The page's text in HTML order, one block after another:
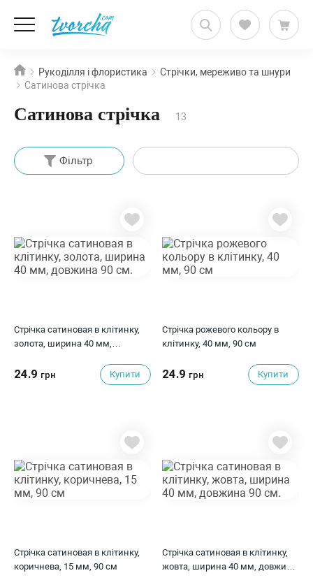
Рукоділля і флористика
Стрічки, мереживо та шнури
Сатинова стрічка
Сатинова стрічка 13
Фільтр
Стрічка сатиновая в клітинку,
золота, ширина 40 мм,
24.9 грн Купити
Стрічка рожевого кольору в
клітинку, 40 мм, 90 см
24.9 грн Купити
Стрічка сатиновая в клітинку,
коричнева, 15 мм, 90 см
Стрічка сатиновая в клітинку,
жовта, ширина 40 мм, довжина